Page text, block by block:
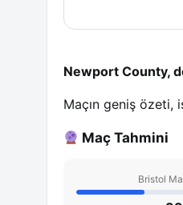
Newport County,
Maçın geniş özeti,
Maç Tahmini
Bristol